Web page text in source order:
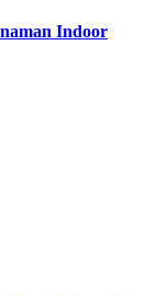
Indoor